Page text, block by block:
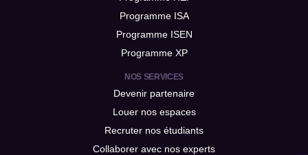
Programme ISA
Programme ISEN
Programme XP
NOS SERVICES
Devenir partenaire
Louer nos espaces
Recruter nos étudiants
Collaborer avec nos experts